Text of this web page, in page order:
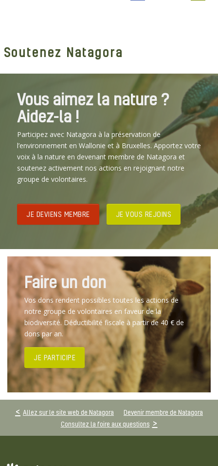
Soutenez Natagora
Vous aimez la nature ?
Aidez-la !
Participez avec Natagora à la préservation de
l’environnement en Wallonie et à Bruxelles. Apportez votre
voix à la nature en devenant membre de Natagora et
soutenez activement nos actions en rejoignant notre
groupe de volontaires.
JE DEVIENS MEMBRE JE VOUS REJOINS
Faire un don
Vos dons rendent possibles toutes les actions de
notre groupe de volontaires en faveur de la
biodiversité. Déductibilité fiscale à partir de 40 € de
dons par an.
JE PARTICIPE
Allez sur le site web de Natagora
Devenir membre de Natagora
Consultez la foire aux questions